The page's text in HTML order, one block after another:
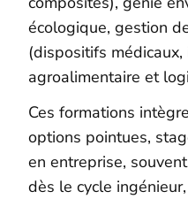
écologique, gestion
(dispositifs
agroalimentaire et
Ces formations
options pointues,
en entreprise,
dès le cycle